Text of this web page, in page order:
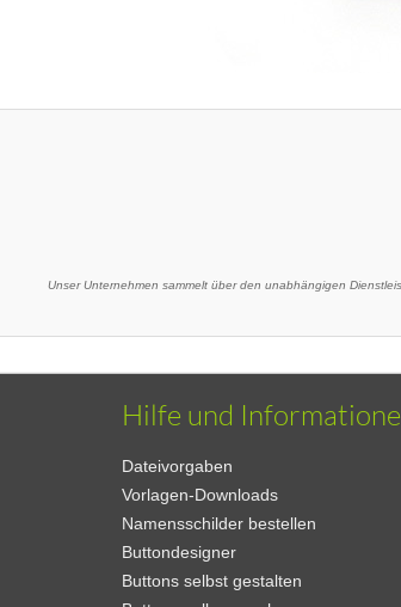
Unser Unternehmen sammelt über den unabhängigen
Hilfe und
Dateivorgaben
Vorlagen-Downloads
Namensschilder bestellen
Buttondesigner
Buttons selbst gestalten